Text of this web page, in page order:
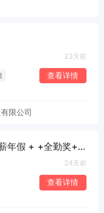
23天前
查看详情
限公司
质检员（五险一金 + 带薪年假 + +全勤奖+技能培训补贴）
24天前
查看详情